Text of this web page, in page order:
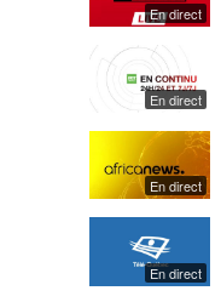
En direct
En direct
En direct
En direct